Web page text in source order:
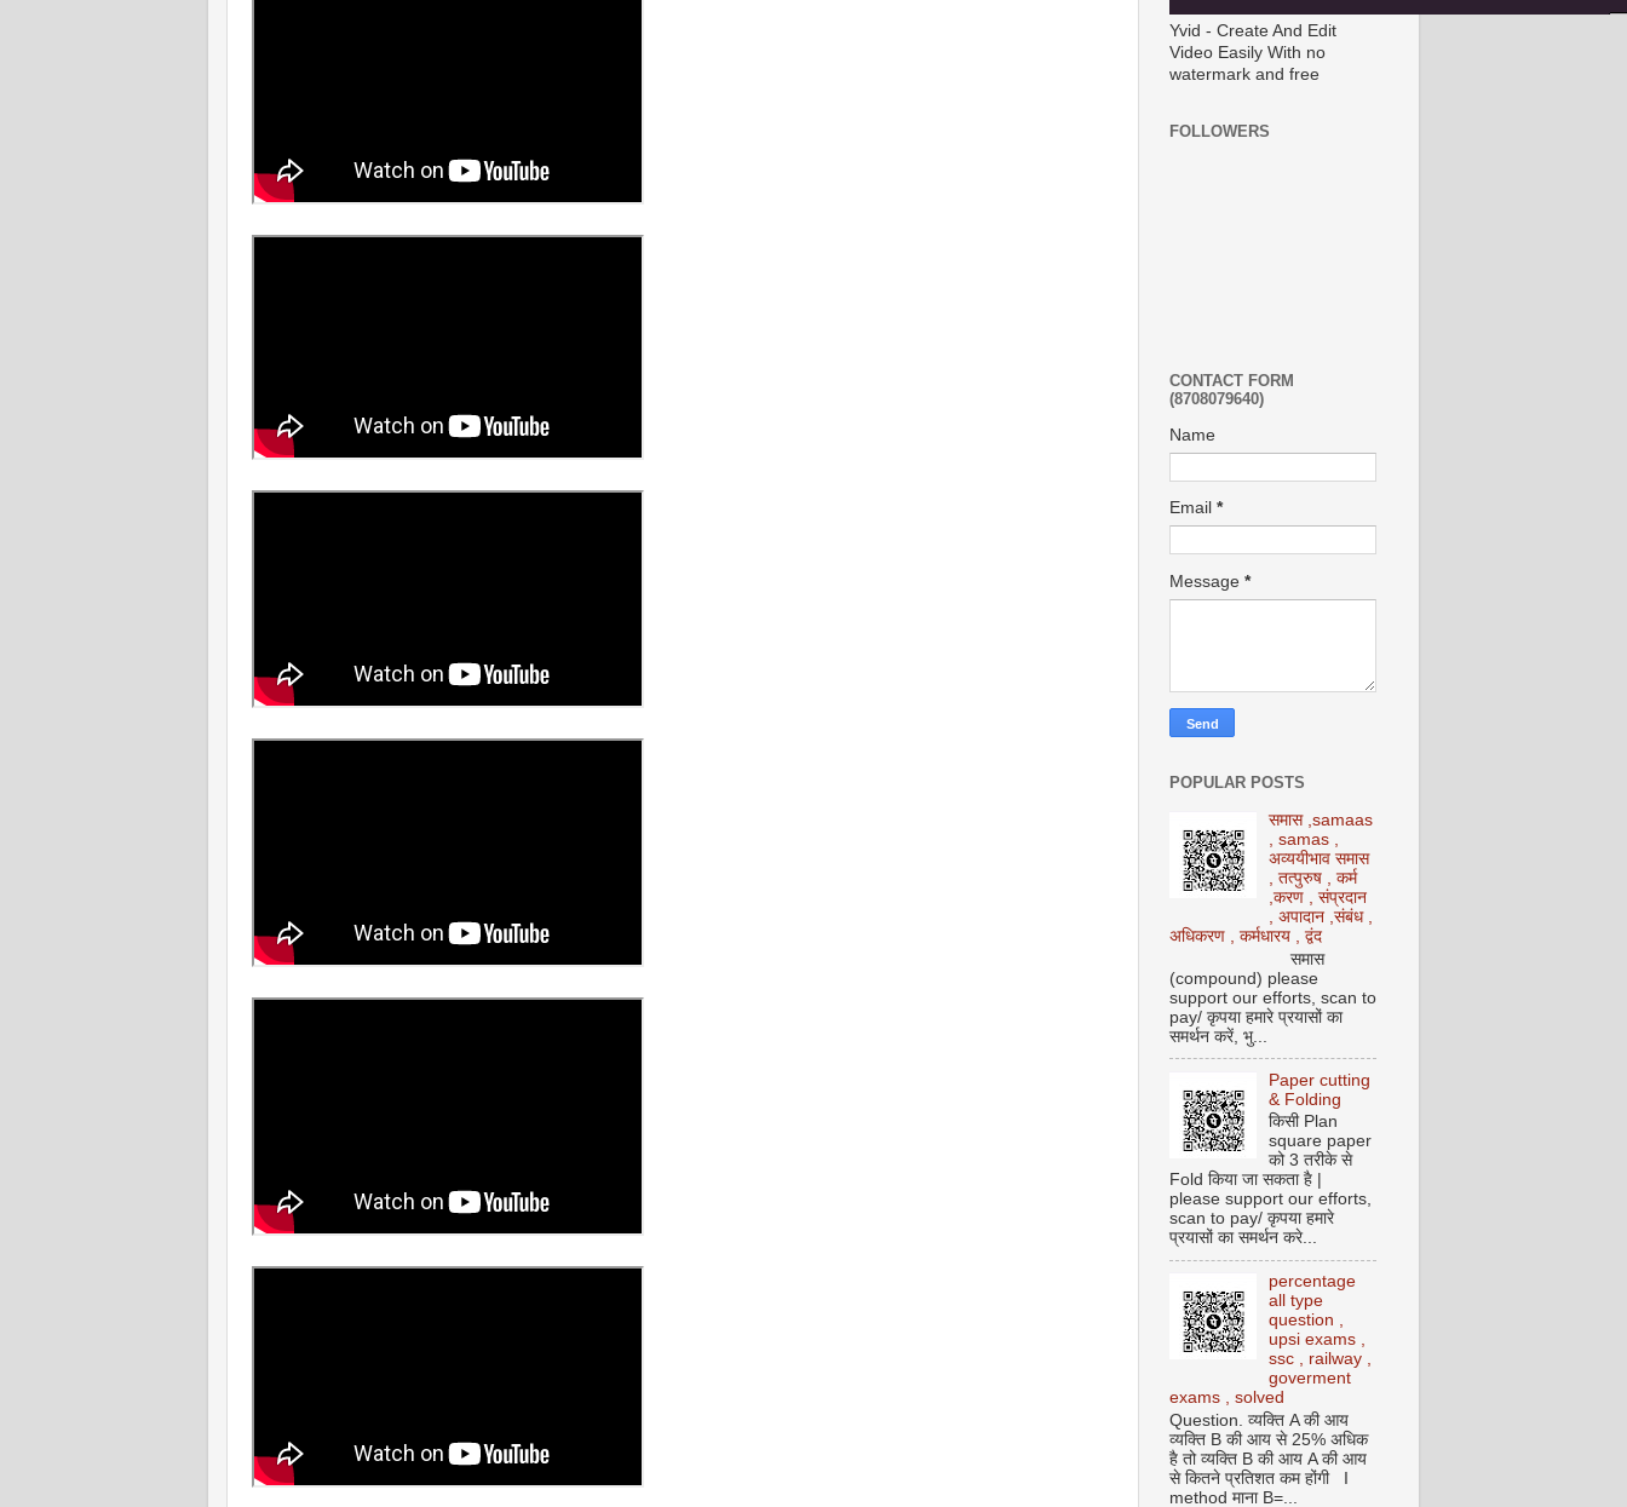
Yvid - Create And Edit
Video Easily With no
watermark and free
FOLLOWERS
CONTACT FORM
(8708079640)
Name
Email *
Message *
POPULAR POSTS
समास ,samaas
, samas ,
अव्ययीभाव समास
, तत्पुरुष , कर्म
,करण , संप्रदान
, अपादान ,संबंध ,
अधिकरण , कर्मधारय , द्वंद
समास
(compound) please
support our efforts, scan to
pay/ कृपया हमारे प्रयासों का
समर्थन करें, भु...
Paper cutting
& Folding
किसी Plan
square paper
को 3 तरीके से
Fold किया जा सकता है |
please support our efforts,
scan to pay/ कृपया हमारे
प्रयासों का समर्थन करे...
percentage
all type
question ,
upsi exams ,
ssc , railway ,
goverment
exams , solved
Question. व्यक्ति A की आय
व्यक्ति B की आय से 25% अधिक
है तो व्यक्ति B की आय A की आय
से कितने प्रतिशत कम होंगी I
method माना B=...